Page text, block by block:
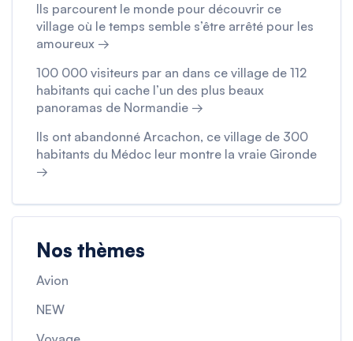
Ils parcourent le monde pour découvrir ce
village où le temps semble s’être arrêté pour les
amoureux →
100 000 visiteurs par an dans ce village de 112
habitants qui cache l’un des plus beaux
panoramas de Normandie →
Ils ont abandonné Arcachon, ce village de 300
habitants du Médoc leur montre la vraie Gironde
→
Nos thèmes
Avion
NEW